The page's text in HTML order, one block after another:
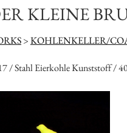
KLEINE
>KOHLENKELLER/
/ Stahl Eierkohle Kunststoff /